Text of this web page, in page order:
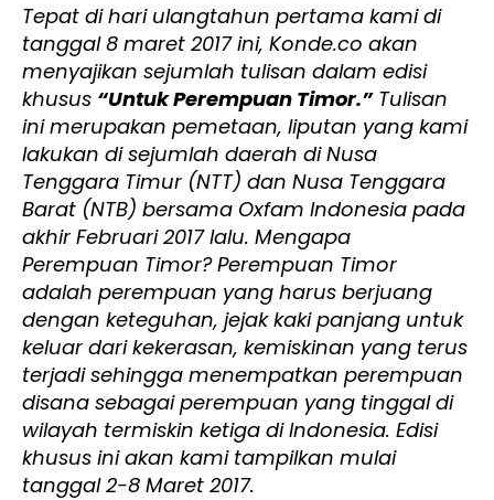
Tepat di hari ulangtahun pertama kami di
tanggal 8 maret 2017 ini, Konde.co akan
menyajikan sejumlah tulisan dalam edisi
khusus “Untuk Perempuan Timor.”Tulisan
ini merupakan pemetaan, liputan yang kami
lakukan di sejumlah daerah di Nusa
Tenggara Timur (NTT) dan Nusa Tenggara
Barat (NTB) bersama Oxfam Indonesia pada
akhir Februari 2017 lalu. Mengapa
Perempuan Timor? Perempuan Timor
adalah perempuan yang harus berjuang
dengan keteguhan, jejak kaki panjang untuk
keluar dari kekerasan, kemiskinan yang terus
terjadi sehingga menempatkan perempuan
disana sebagai perempuan yang tinggal di
wilayah termiskin ketiga di Indonesia. Edisi
khusus ini akan kami tampilkan mulai
tanggal 2-8 Maret 2017.